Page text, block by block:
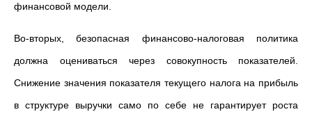
финансовой модели.
Во-вторых, безопасная финансово-налоговая политика
должна оцениваться через совокупность показателей.
Снижение значения показателя текущего налога на прибыль
в структуре выручки само по себе не гарантирует роста